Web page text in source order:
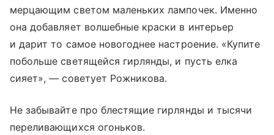
мерцающим светом маленьких лампочек. Именно
она добавляет волшебные краски в интерьер
и дарит то самое новогоднее настроение. «Купите
побольше светящейся гирлянды, и пусть елка
сияет», — советует Рожникова.
Не забывайте про блестящие гирлянды и тысячи
переливающихся огоньков.